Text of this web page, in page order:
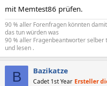
mit Memtest86 prüfen.
90 % aller Forenfragen könnten
das tun würden was
90 % aller Fragenbeantworter selber
und lesen .
B Bazikatze
Cadet 1st Year Ersteller